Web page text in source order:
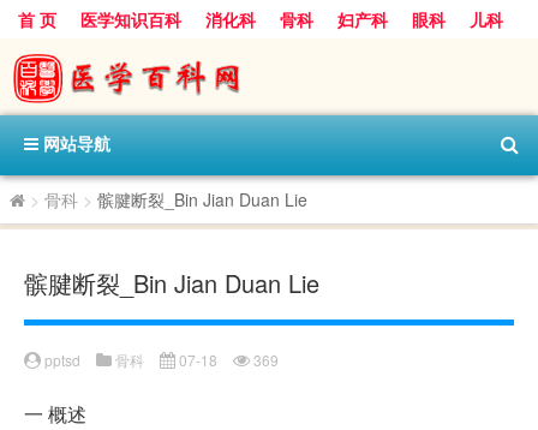
首 页 医学知识百科 消化科 骨科 妇产科 眼科
儿科
心血管病科
呼吸科 神经科
内分泌科
口腔科
网站导航
> 骨科 > 髌腱断裂_Bin Jian Duan Lie
髌腱断裂_Bin Jian Duan Lie
pptsd 骨科 07-18 369
一 概述